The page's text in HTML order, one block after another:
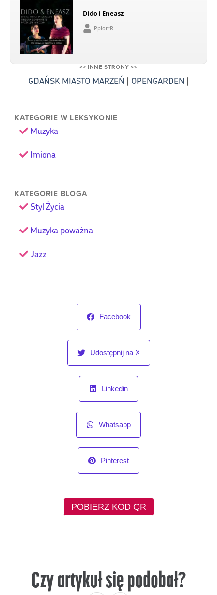
Dido i Eneasz
PpiotrR
>> INNE STRONY <<
GDAŃSK MIASTO MARZEŃ | OPENGARDEN |
KATEGORIE W LEKSYKONIE
Muzyka
Imiona
KATEGORIE BLOGA
Styl Życia
Muzyka poważna
Jazz
Facebook
Udostępnij na X
Linkedin
Whatsapp
Pinterest